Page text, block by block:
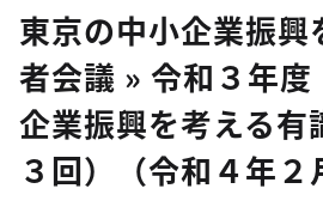
東京の中小企業振興
者会議 » 令和３年
企業振興を考える有
３回）（令和４年２